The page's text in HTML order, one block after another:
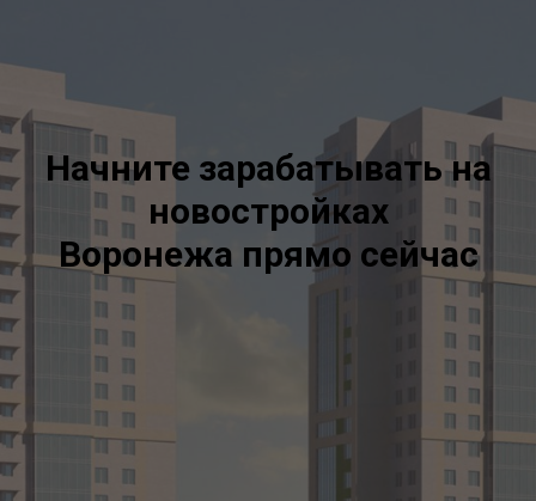
Начните зарабатывать на
новостройках
Воронежа прямо сейчас